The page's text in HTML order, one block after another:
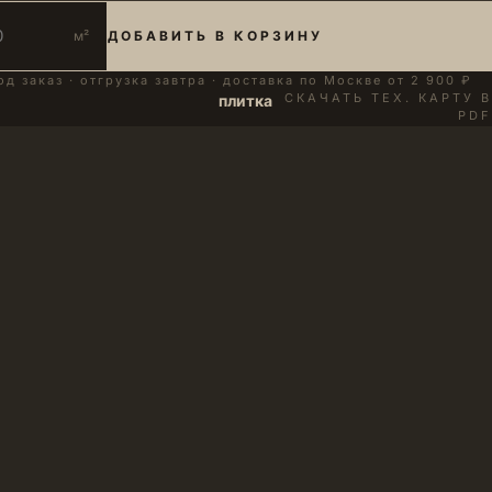
м² ДОБАВИТЬ В КОРЗИНУ
заказ · отгрузка завтра · доставка по Москве от 2 900 ₽
плитка
СКАЧАТЬ ТЕХ. КАРТУ В
PDF